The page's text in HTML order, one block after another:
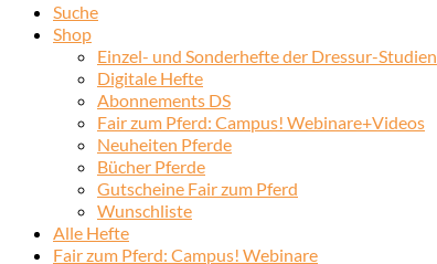
Suche
Shop
Einzel- und Sonderhefte der Dressur-Studien
Digitale Hefte
Abonnements DS
Fair zum Pferd: Campus! Webinare+Videos
Neuheiten Pferde
Bücher Pferde
Gutscheine Fair zum Pferd
Wunschliste
Alle Hefte
Fair zum Pferd: Campus! Webinare